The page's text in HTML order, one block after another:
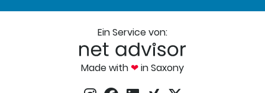
Ein Service von:
Made with ❤in Saxony